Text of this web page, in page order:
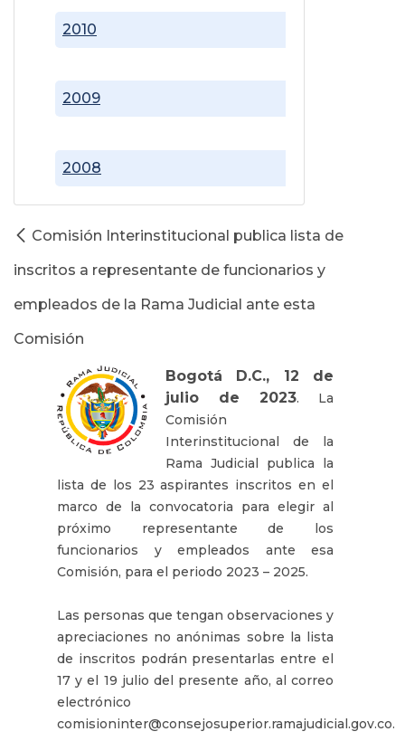
2008
2009
2010
Comisión Interinstitucional publica lista de
inscritos a representante de funcionarios y
empleados de la Rama Judicial ante esta
Comisión
Bogotá D.C., 12 de
julio de 2023. La
Comisión
Interinstitucional de la
Rama Judicial publica la
lista de los 23 aspirantes inscritos en el
marco de la convocatoria para elegir al
próximo representante de los
funcionarios y empleados ante esa
Comisión, para el periodo 2023 – 2025.
Las personas que tengan observaciones y
apreciaciones no anónimas sobre la lista
de inscritos podrán presentarlas entre el
17 y el 19 julio del presente año, al correo
electrónico
comisioninter@consejosuperior.ramajudicial.gov.co.